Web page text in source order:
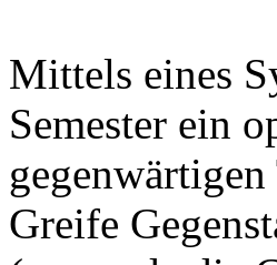
Mittels eines
Semester ein
Greife